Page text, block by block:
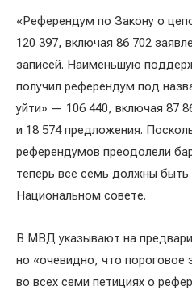
«Референдум по Закону о
120 397, включая 86 702
записей. Наименьшую
получил референдум под
уйти» — 106 440, включая 87
и 18 574 предложения.
референдумов преодолели
теперь все семь должны
Национальном совете.
В МВД указывают на
но «очевидно, что пороговое
во всех семи петициях о